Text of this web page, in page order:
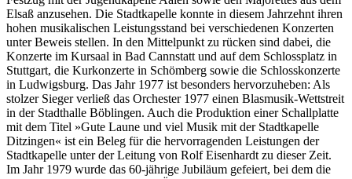
Elsaß anzusehen. Die Stadtkapelle konnte in diesem Jahrzehnt ihren
hohen musikalischen Leistungsstand bei verschiedenen Konzerten
unter Beweis stellen. In den Mittelpunkt zu rücken sind dabei, die
Konzerte im Kursaal in Bad Cannstatt und auf dem Schlossplatz in
Stuttgart, die Kurkonzerte in Schömberg sowie die Schlosskonzerte
in Ludwigsburg. Das Jahr 1977 ist besonders hervorzuheben: Als
stolzer Sieger verließ das Orchester 1977 einen Blasmusik-Wettstreit
in der Stadthalle Böblingen. Auch die Produktion einer Schallplatte
mit dem Titel »Gute Laune und viel Musik mit der Stadtkapelle
Ditzingen« ist ein Beleg für die hervorragenden Leistungen der
Stadtkapelle unter der Leitung von Rolf Eisenhardt zu dieser Zeit.
Im Jahr 1979 wurde das 60-jährige Jubiläum gefeiert, bei dem die